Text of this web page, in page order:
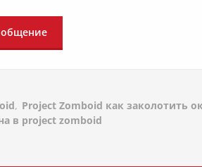
, Project Zomboid как заколотить
в project zomboid